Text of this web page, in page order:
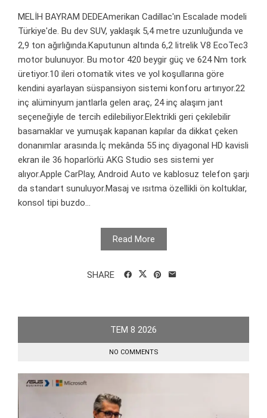
MELİH BAYRAM DEDEAmerikan Cadillac'ın Escalade modeli
Türkiye'de. Bu dev SUV, yaklaşık 5,4 metre uzunluğunda ve
2,9 ton ağırlığında.Kaputunun altında 6,2 litrelik V8 EcoTec3
motor bulunuyor. Bu motor 420 beygir güç ve 624 Nm tork
üretiyor.10 ileri otomatik vites ve yol koşullarına göre
kendini ayarlayan süspansiyon sistemi konforu artırıyor.22
inç alüminyum jantlarla gelen araç, 24 inç alaşım jant
seçeneğiyle de tercih edilebiliyor.Elektrikli geri çekilebilir
basamaklar ve yumuşak kapanan kapılar da dikkat çeken
donanımlar arasında.İç mekânda 55 inç diyagonal HD kavisli
ekran ile 36 hoparlörlü AKG Studio ses sistemi yer
alıyor.Apple CarPlay, Android Auto ve kablosuz telefon şarjı
da standart sunuluyor.Masaj ve ısıtma özellikli ön koltuklar,
konsol tipi buzdo...
Read More
SHARE
TEM 8 2026
NO COMMENTS